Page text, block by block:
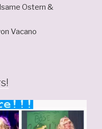
Ostern &
Vacano